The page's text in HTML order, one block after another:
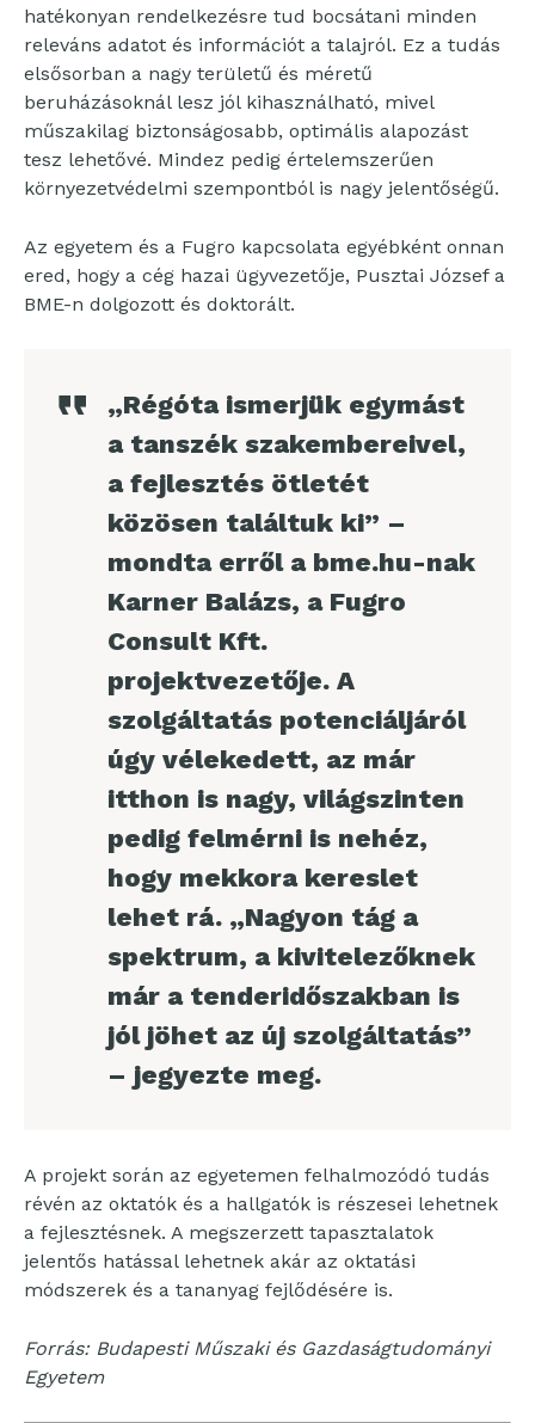
hatékonyan rendelkezésre tud bocsátani minden
releváns adatot és információt a talajról. Ez a tudás
elsősorban a nagy területű és méretű
beruházásoknál lesz jól kihasználható, mivel
műszakilag biztonságosabb, optimális alapozást
tesz lehetővé. Mindez pedig értelemszerűen
környezetvédelmi szempontból is nagy jelentőségű.
Az egyetem és a Fugro kapcsolata egyébként onnan
ered, hogy a cég hazai ügyvezetője, Pusztai József a
BME-n dolgozott és doktorált.
„Régóta ismerjük egymást
a tanszék szakembereivel,
a fejlesztés ötletét
közösen találtuk ki” –
mondta erről a bme.hu-nak
Karner Balázs, a Fugro
Consult Kft.
projektvezetője. A
szolgáltatás potenciáljáról
úgy vélekedett, az már
itthon is nagy, világszinten
pedig felmérni is nehéz,
hogy mekkora kereslet
lehet rá. „Nagyon tág a
spektrum, a kivitelezőknek
már a tenderidőszakban is
jól jöhet az új szolgáltatás”
– jegyezte meg.
A projekt során az egyetemen felhalmozódó tudás
révén az oktatók és a hallgatók is részesei lehetnek
a fejlesztésnek. A megszerzett tapasztalatok
jelentős hatással lehetnek akár az oktatási
módszerek és a tananyag fejlődésére is.
Forrás: Budapesti Műszaki és Gazdaságtudományi
Egyetem